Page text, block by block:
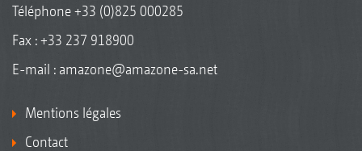
Téléphone+33 (0)825 000285
Fax : +33 237 918900
E-mail : amazone@amazone-sa.net
Mentions légales
Contact